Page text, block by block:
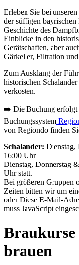
Erleben Sie bei
der süffigen bayrischen
Geschichte des
Einblicke in den
Gerätschaften, aber
Gärkeller, Filtration
Zum Ausklang der
historischen
verkosten.
➡️ Die Buchung erfolgt
Buchungssystem
von Regiondo finden
Schalander: Dienstag,
16:00 Uhr
Dienstag, Donnerstag
Uhr statt.
Bei größeren Gruppen
Zeiten bitten wir um
oderDiese E-Mail-
muss JavaScript
Braukurse
brauen